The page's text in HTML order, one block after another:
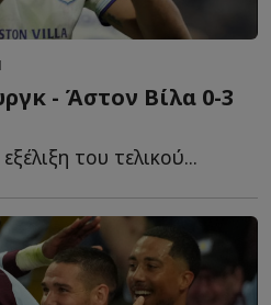
- Άστον Βίλα 0-3
του τελικού...